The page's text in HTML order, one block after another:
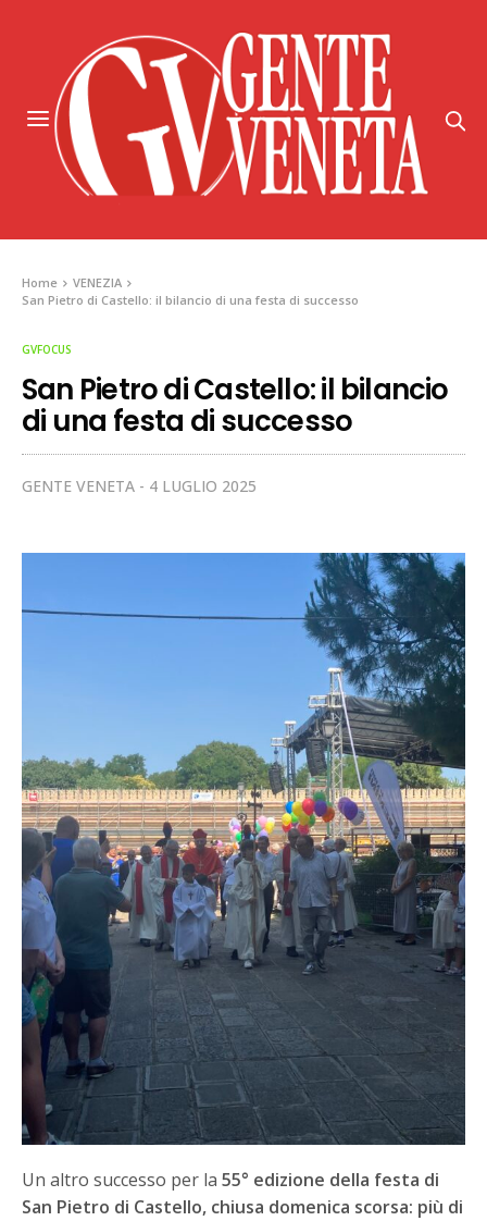
Home
VENEZIA
San Pietro di Castello: il bilancio di una festa di successo
GVFOCUS
San Pietro di Castello: il bilancio
di una festa di successo
GENTE VENETA 4 LUGLIO 2025
Un altro successo per la55° edizione della festa di
San Pietro di Castello, chiusa domenica scorsa: più di